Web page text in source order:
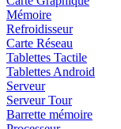
Mémoire
Refroidisseur
Carte Réseau
Tablettes Tactile
Tablettes Android
Serveur
Serveur Tour
Barrette mémoire